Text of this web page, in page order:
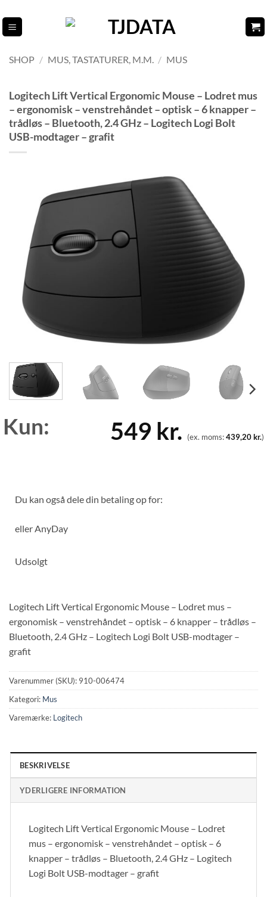
til
indhold
SHOP / MUS, TASTATURER, M.M. / MUS
Logitech Lift Vertical Ergonomic Mouse – Lodret mus
– ergonomisk – venstrehåndet – optisk – 6 knapper –
trådløs – Bluetooth, 2.4 GHz – Logitech Logi Bolt
USB-modtager – grafit
Kun: 549 kr. (ex. moms:439,20kr.)
Du kan også dele din betaling op for:
ellerAnyDay
Udsolgt
Logitech Lift Vertical Ergonomic Mouse – Lodret mus –
ergonomisk – venstrehåndet – optisk – 6 knapper – trådløs –
Bluetooth, 2.4 GHz – Logitech Logi Bolt USB-modtager –
grafit
Varenummer (SKU): 910-006474
Kategori: Mus
Varemærke: Logitech
BESKRIVELSE
YDERLIGERE INFORMATION
Logitech Lift Vertical Ergonomic Mouse – Lodret
mus – ergonomisk – venstrehåndet – optisk – 6
knapper – trådløs – Bluetooth, 2.4 GHz – Logitech
Logi Bolt USB-modtager – grafit